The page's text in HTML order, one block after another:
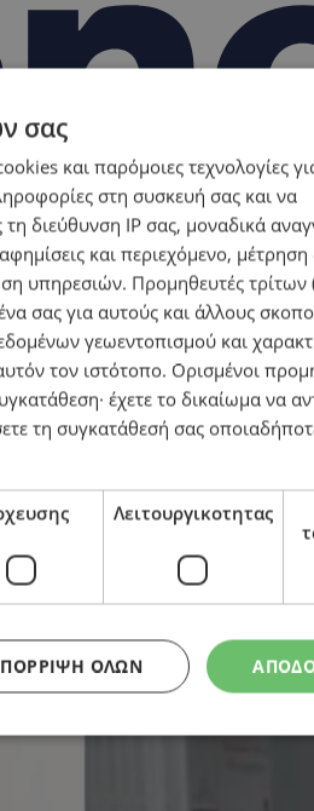
ρίχνετε την πολιτική
σας
και παρόμοιες τεχνολογίες
στη συσκευή σας και να
διεύθυνση IP σας, μοναδικά
και περιεχόμενο,
υπηρεσιών. Προμηθευτές τρίτων
σας για αυτούς και άλλους
γεωεντοπισμού και
τον ιστότοπο. Ορισμένοι
έχετε το δικαίωμα να
τη συγκατάθεσή σας
Λειτουργικοτητας
ΌΛΩΝ